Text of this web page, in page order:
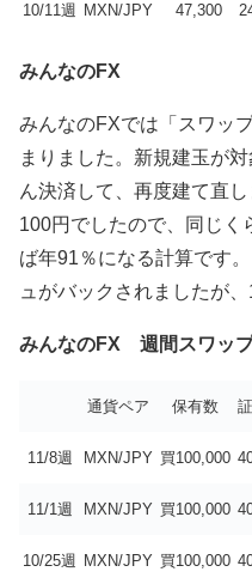
10/11週 MXN/JPY 47,300
みんなのFX
みんなのFXでは「スワッ
まりました。新規建玉が
ん決済して、再度建て直
100円でしたので、同じく
ば年91％になる計算です
ュがバックされましたが、
みんなのFX 週間スワッ
通貨ペア 保有数
11/8週 MXN/JPY 買100,000
11/1週 MXN/JPY 買100,000
10/25週 MXN/JPY 買100,000